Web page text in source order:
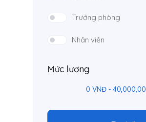
Trưởng phòng
Nhân viên
Mức lương
0 VNĐ -